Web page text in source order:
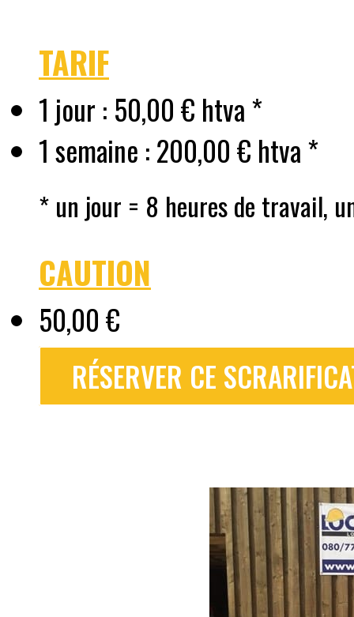
TARIF
1 jour : 50,00 € htva *
1 semaine : 200,00 € htva *
* un jour = 8 heures de travail,
CAUTION
50,00 €
RÉSERVER CE